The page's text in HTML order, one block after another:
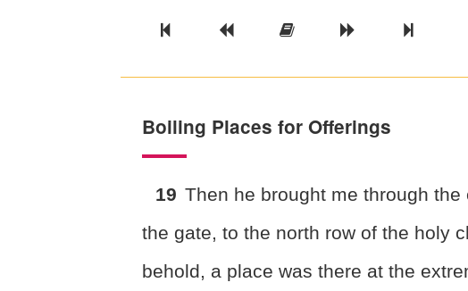
Previous BookPrevious Chapter
Read the Full Chapter
Next Chapter
Next
Boiling Places for Offerings
19 Then he brought me through
the gate, to the north row ofthe holy
behold, a place was there at the